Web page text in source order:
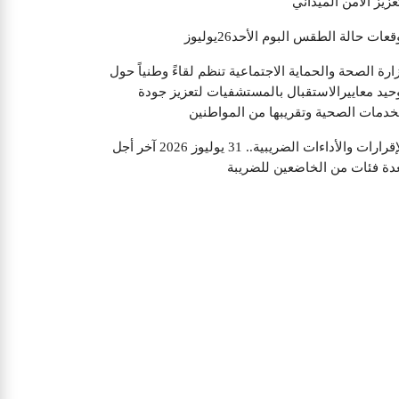
حالة الطقس البوم الأحد26يوليوز
الصحة والحماية الاجتماعية تنظم لقاءً وطنياً حول
معاييرالاستقبال بالمستشفيات لتعزيز جودة
الصحية وتقريبها من المواطنين
الإقرارات والأداءات الضريبية.. 31 يوليوز 2026 آخر أجل
فئات من الخاضعين للضريبة